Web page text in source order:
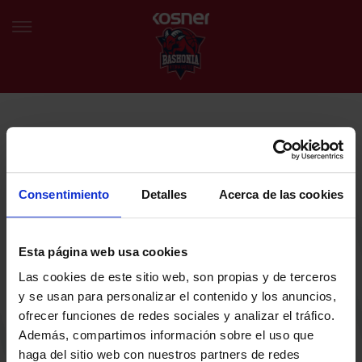
Consentimiento Detalles Acerca de las cookies
Esta página web usa cookies
Las cookies de este sitio web, son propias y de terceros
y se usan para personalizar el contenido y los anuncios,
ofrecer funciones de redes sociales y analizar el tráfico.
Además, compartimos información sobre el uso que
haga del sitio web con nuestros partners de redes
BERRIAK
SARRERAK
ABONATUAK
EGUTEGIA
Egin bat gure harmaila birtualarekin eta izan lehena klubaren
azken albiste eta promozioen berri izaten.
Baskoniaren Pribatutasun politika irakurri eta onartzen dut eta
Baskoniaren jarduerei, produktuei, zerbitzuei, lehiaketei, eskaintzei
eta/edo sustapenei buruzko komunikazio elektronikoak jaso nahi ditut.
DENDA OFIZIALA BASKONIA
SARRERAK